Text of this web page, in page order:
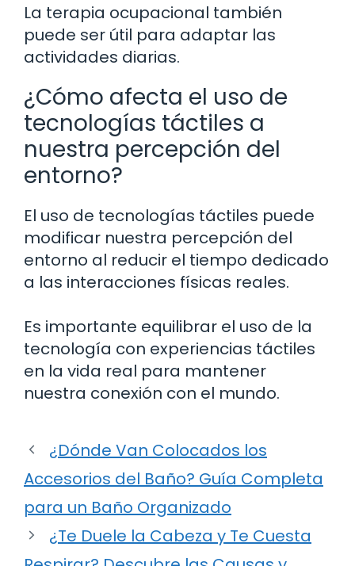
La terapia ocupacional también
puede ser útil para adaptar las
actividades diarias.
¿Cómo afecta el uso de
tecnologías táctiles a
nuestra percepción del
entorno?
El uso de tecnologías táctiles puede
modificar nuestra percepción del
entorno al reducir el tiempo dedicado
a las interacciones físicas reales.
Es importante equilibrar el uso de la
tecnología con experiencias táctiles
en la vida real para mantener
nuestra conexión con el mundo.
¿Dónde Van Colocados los
Accesorios del Baño? Guía Completa
para un Baño Organizado
¿Te Duele la Cabeza y Te Cuesta